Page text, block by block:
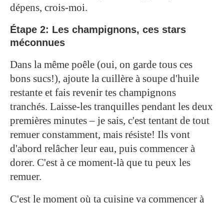
dépens, crois-moi.
Étape 2: Les champignons, ces stars
méconnues
Dans la même poêle (oui, on garde tous ces
bons sucs!), ajoute la cuillère à soupe d'huile
restante et fais revenir tes champignons
tranchés. Laisse-les tranquilles pendant les deux
premières minutes – je sais, c'est tentant de tout
remuer constamment, mais résiste! Ils vont
d'abord relâcher leur eau, puis commencer à
dorer. C'est à ce moment-là que tu peux les
remuer.
C'est le moment où ta cuisine va commencer à